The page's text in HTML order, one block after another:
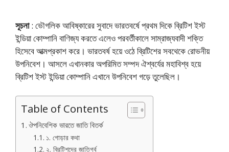
সূচনা: ভৌগলিক আবিষ্কারের সুবাদে ভারতবর্ষে প্রথম দিকে ব্রিটিশ ইস্ট
ইন্ডিয়া কোম্পানি বাণিজ্য করতে এলেও পরবর্তীকালে সাম্রাজ্যবাদী শক্তি
হিসেবে আত্মপ্রকাশ করে। ভারতবর্ষ হয়ে ওঠে ব্রিটিশের সবথেকে রোভনীয়
উপনিবেশ। আসলে এখানকার অপরিমিত সম্পদ ঐশ্বর্যের মহাবিশ্ব হয়ে
ব্রিটিশ ইস্ট ইন্ডিয়া কোম্পানি এখানে উপনিবেশ গড়ে তুলেছিল।
Table of Contents
ঔপনিবেশিক ভারতে জাতি বিতর্ক
১. গোড়ার কথা
২. ব্রিটিশদের জাতিগর্ব